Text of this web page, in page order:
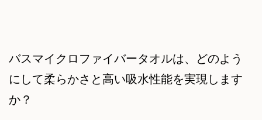
バスマイクロファイバータオルは、どのよう
にして柔らかさと高い吸水性能を実現します
か？